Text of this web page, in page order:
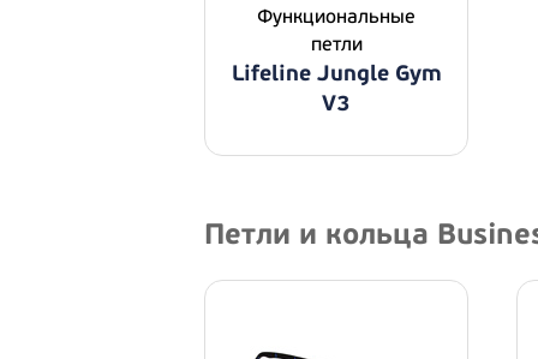
Функциональные
петли
Lifeline Jungle Gym
V3
Петли и кольца